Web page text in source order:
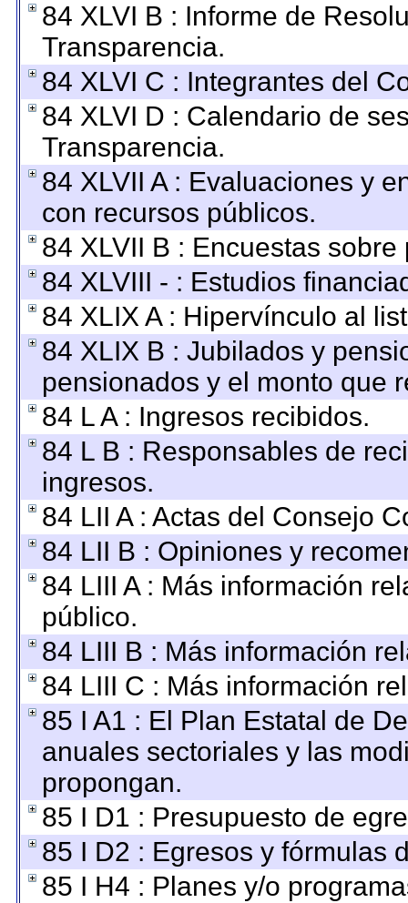
84 XLVI B : Informe de
Transparencia.
84 XLVI C : Integrantes del
84 XLVI D : Calendario de
Transparencia.
84 XLVII A : Evaluaciones y
con recursos públicos.
84 XLVII B : Encuestas sobre
84 XLVIII - : Estudios
84 XLIX A : Hipervínculo al
84 XLIX B : Jubilados y
pensionados y el monto que
84 L A : Ingresos recibidos.
84 L B : Responsables de
ingresos.
84 LII A : Actas del Consejo
84 LII B : Opiniones y
84 LIII A : Más información
público.
84 LIII B : Más información
84 LIII C : Más información
85 I A1 : El Plan Estatal de
anuales sectoriales y las
propongan.
85 I D1 : Presupuesto de
85 I D2 : Egresos y fórmulas
85 I H4 : Planes y/o